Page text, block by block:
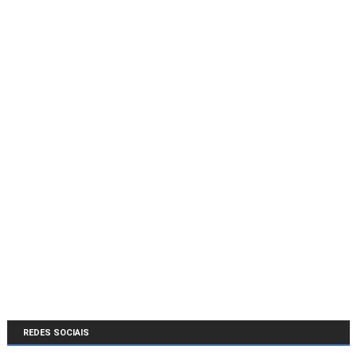
REDES SOCIAIS